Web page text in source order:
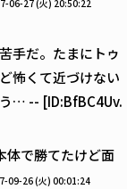
06-27 (火) 20:50:22
手だ。たまにトゥ
怖くて近づけない
… -- [ID:BfBC4Uv.
体で勝てたけど面
09-26 (火) 00:01:24